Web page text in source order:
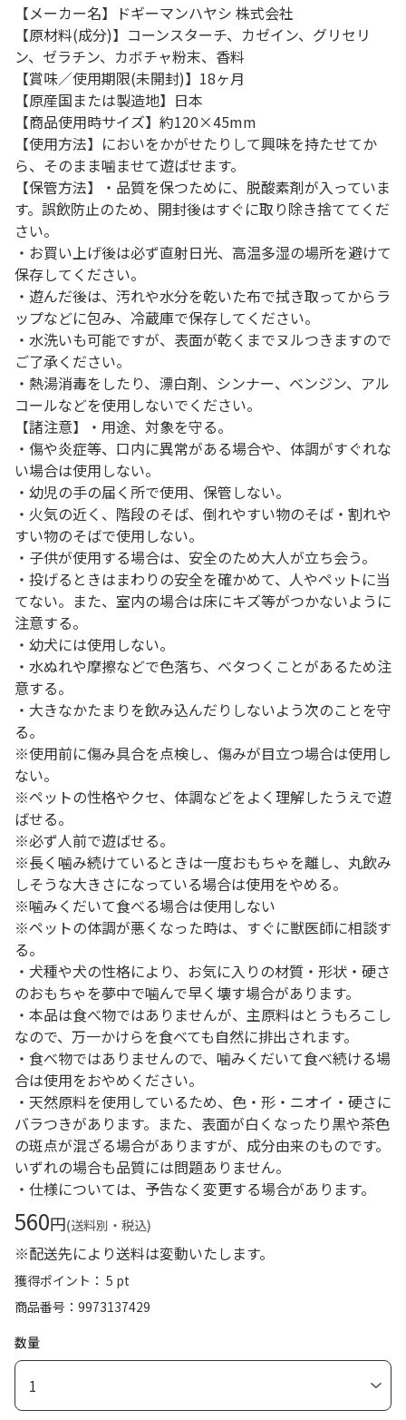
【メーカー名】ドギーマンハヤシ 株式会社
【原材料(成分)】コーンスターチ、カゼイン、グリセリ
ン、ゼラチン、カボチャ粉末、香料
【賞味／使用期限(未開封)】18ヶ月
【原産国または製造地】日本
【商品使用時サイズ】約120×45mm
【使用方法】においをかがせたりして興味を持たせてか
ら、そのまま噛ませて遊ばせます。
【保管方法】・品質を保つために、脱酸素剤が入っていま
す。誤飲防止のため、開封後はすぐに取り除き捨ててくだ
さい。
・お買い上げ後は必ず直射日光、高温多湿の場所を避けて
保存してください。
・遊んだ後は、汚れや水分を乾いた布で拭き取ってからラ
ップなどに包み、冷蔵庫で保存してください。
・水洗いも可能ですが、表面が乾くまでヌルつきますので
ご了承ください。
・熱湯消毒をしたり、漂白剤、シンナー、ベンジン、アル
コールなどを使用しないでください。
【諸注意】・用途、対象を守る。
・傷や炎症等、口内に異常がある場合や、体調がすぐれな
い場合は使用しない。
・幼児の手の届く所で使用、保管しない。
・火気の近く、階段のそば、倒れやすい物のそば・割れや
すい物のそばで使用しない。
・子供が使用する場合は、安全のため大人が立ち会う。
・投げるときはまわりの安全を確かめて、人やペットに当
てない。また、室内の場合は床にキズ等がつかないように
注意する。
・幼犬には使用しない。
・水ぬれや摩擦などで色落ち、ベタつくことがあるため注
意する。
・大きなかたまりを飲み込んだりしないよう次のことを守
る。
※使用前に傷み具合を点検し、傷みが目立つ場合は使用し
ない。
※ペットの性格やクセ、体調などをよく理解したうえで遊
ばせる。
※必ず人前で遊ばせる。
※長く噛み続けているときは一度おもちゃを離し、丸飲み
しそうな大きさになっている場合は使用をやめる。
※噛みくだいて食べる場合は使用しない
※ペットの体調が悪くなった時は、すぐに獣医師に相談す
る。
・犬種や犬の性格により、お気に入りの材質・形状・硬さ
のおもちゃを夢中で噛んで早く壊す場合があります。
・本品は食べ物ではありませんが、主原料はとうもろこし
なので、万一かけらを食べても自然に排出されます。
・食べ物ではありませんので、噛みくだいて食べ続ける場
合は使用をおやめください。
・天然原料を使用しているため、色・形・ニオイ・硬さに
バラつきがあります。また、表面が白くなったり黒や茶色
の斑点が混ざる場合がありますが、成分由来のものです。
いずれの場合も品質には問題ありません。
・仕様については、予告なく変更する場合があります。
560円(送料別・税込)
※配送先により送料は変動いたします。
獲得ポイント： 5 pt
商品番号
9973137429
数量
1